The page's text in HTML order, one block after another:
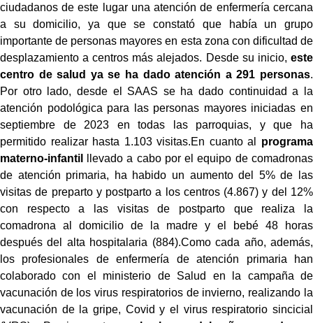
ciudadanos de este lugar una atención de enfermería cercana
a su domicilio, ya que se constató que había un grupo
importante de personas mayores en esta zona con dificultad de
desplazamiento a centros más alejados. Desde su inicio, este
centro de salud ya se ha dado atención a 291 personas.
Por otro lado, desde el SAAS se ha dado continuidad a la
atención podológica para las personas mayores iniciadas en
septiembre de 2023 en todas las parroquias, y que ha
permitido realizar hasta 1.103 visitas.En cuanto al programa
materno-infantil
llevado a cabo por el equipo de comadronas
de atención primaria, ha habido un aumento del 5% de las
visitas de preparto y postparto a los centros (4.867) y del 12%
con respecto a las visitas de postparto que realiza la
comadrona al domicilio de la madre y el bebé 48 horas
después del alta hospitalaria (884).Como cada año, además,
los profesionales de enfermería de atención primaria han
colaborado con el ministerio de Salud en la campaña de
vacunación de los virus respiratorios de invierno, realizando la
vacunación de la gripe, Covid y el virus respiratorio sincicial